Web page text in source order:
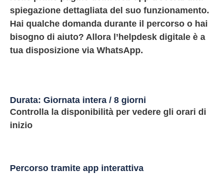
spiegazione dettagliata del suo funzionamento.
Hai qualche domanda durante il percorso o hai
bisogno di aiuto? Allora l’helpdesk digitale è a
tua disposizione via WhatsApp.
Durata: Giornata intera / 8 giorni
Controlla la disponibilità per vedere gli orari di
inizio
Percorso tramite app interattiva